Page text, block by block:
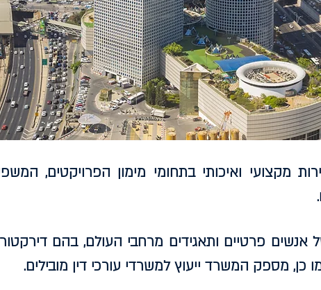
מקצועי ואיכותי בתחומי מימון הפרויקטים,
אנשים פרטיים ותאגידים מרחבי העולם, בהם
כן, מספק המשרד ייעוץ למשרדי עורכי דין מובילים.